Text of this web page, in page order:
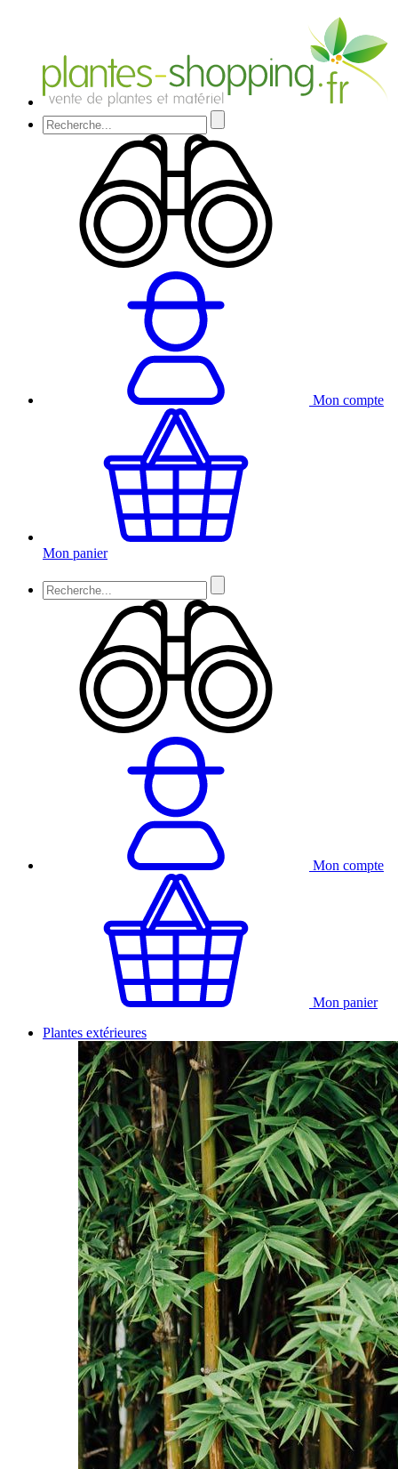
Mon compte
Mon panier
Mon compte
Mon panier
Plantes extérieures